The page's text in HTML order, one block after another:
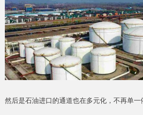
然后是石油进口的通道也在多元化，不再单一